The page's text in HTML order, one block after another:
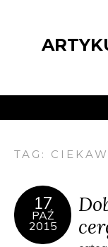
TAG:
17
PAŹ
2015